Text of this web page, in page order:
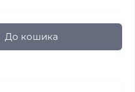
До кошика